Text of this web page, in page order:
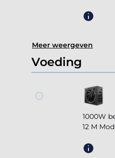
Meer weergeven
Voeding
1000W
12 M